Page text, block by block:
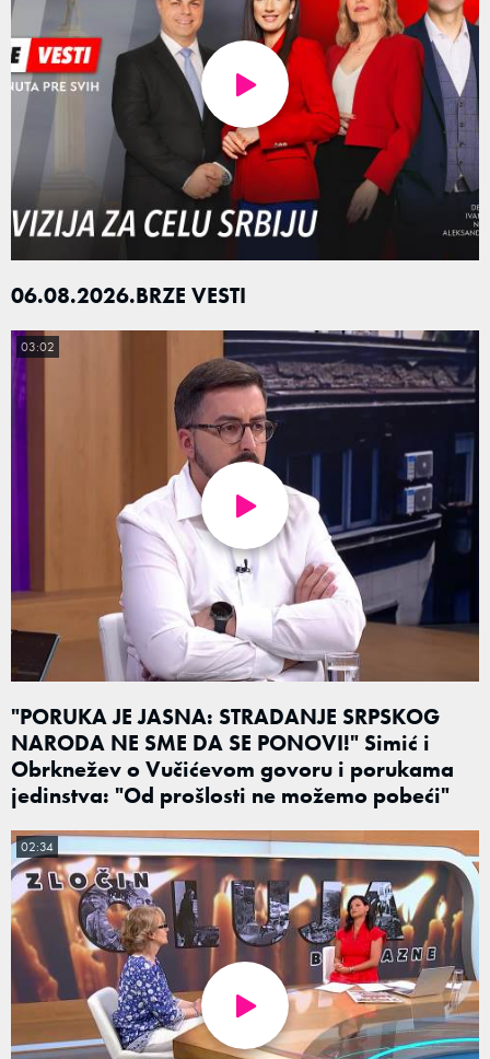
06.08.2026.BRZE VESTI
"PORUKA JE JASNA: STRADANJE SRPSKOG
NARODA NE SME DA SE PONOVI!" Simić i
Obrknežev o Vučićevom govoru i porukama
jedinstva: "Od prošlosti ne možemo pobeći"
03:02
02:34